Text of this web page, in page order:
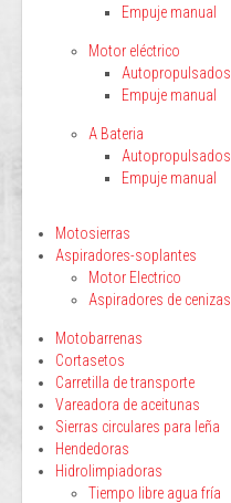
Empuje manual
Motor eléctrico
Autopropulsados
Empuje manual
A Bateria
Autopropulsados
Empuje manual
Motosierras
Aspiradores-soplantes
Motor Electrico
Aspiradores de cenizas
Motobarrenas
Cortasetos
Carretilla de transporte
Vareadora de aceitunas
Sierras circulares para leña
Hendedoras
Hidrolimpiadoras
Tiempo libre agua fría